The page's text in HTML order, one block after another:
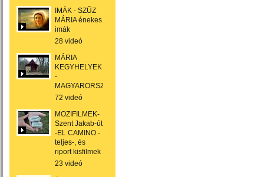
IMÁK - SZŰZ
MÁRIA énekes
imák
28 videó
MÁRIA
KEGYHELYEK
-
MAGYARORSZÁGON
72 videó
MOZIFILMEK-
Szent Jakab-út
-EL CAMINO -
teljes-, és
riport kisfilmek
23 videó